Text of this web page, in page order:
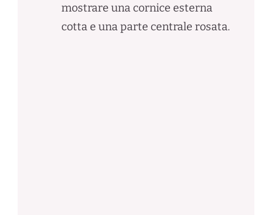
mostrare una cornice esterna
cotta e una parte centrale rosata.